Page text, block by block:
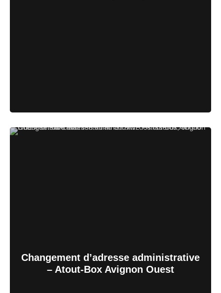
Changement d’adresse administrative
– Atout-Box Avignon Ouest